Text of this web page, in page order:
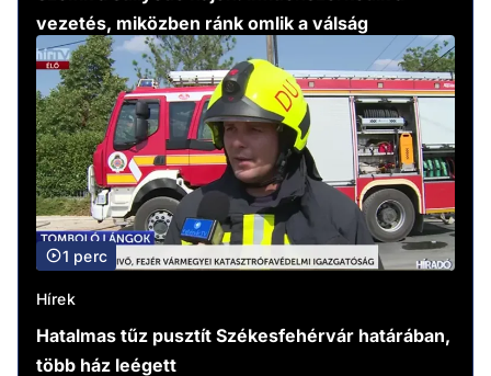
vezetés, miközben ránk omlik a válság
1 perc
Hírek
Hatalmas tűz pusztít Székesfehérvár határában,
több ház leégett